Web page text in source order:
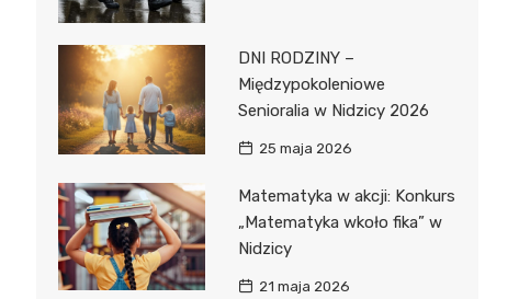
DNI RODZINY –
Międzypokoleniowe
Senioralia w Nidzicy 2026
25 maja 2026
Matematyka w akcji: Konkurs
„Matematyka wkoło fika” w
Nidzicy
21 maja 2026